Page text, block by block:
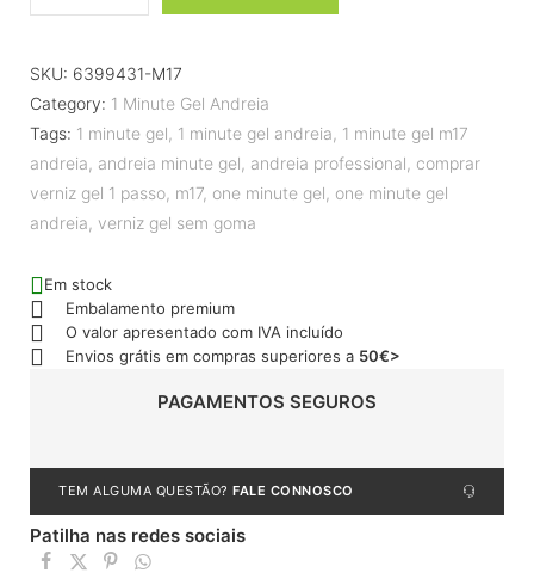
SKU: 6399431-M17
Category: 1 Minute Gel Andreia
Tags: 1 minute gel, 1 minute gel andreia, 1 minute gel m17
andreia, andreia minute gel, andreia professional, comprar
verniz gel 1 passo, m17, one minute gel, one minute gel
andreia, verniz gel sem goma
Em stock
Embalamento premium
O valor apresentado com IVA incluído
Envios grátis em compras superiores a 50€>
PAGAMENTOS SEGUROS
TEM ALGUMA QUESTÃO? FALE CONNOSCO
Patilha nas redes sociais